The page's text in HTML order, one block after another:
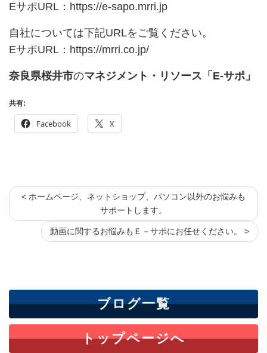
EサポURL： https://e-sapo.mrri.jp
自社については下記URLをご覧ください。
EサポURL： https://mrri.co.jp/
奈良県桜井市のマネジメント・リソース「E-サポ」
共有:
Facebook X
< ホームページ、ネットショップ、パソコン以外のお悩みも
サポートします。
動画に関するお悩みもＥ－サポにお任せください。 >
ブログ一覧
トップページへ